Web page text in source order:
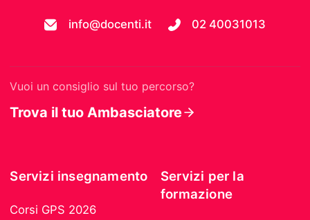
info@docenti.it 02 40031013
Vuoi un consiglio sul tuo percorso?
Trova il tuo Ambasciatore
Servizi insegnamento
Corsi GPS 2026
Servizi per la
formazione